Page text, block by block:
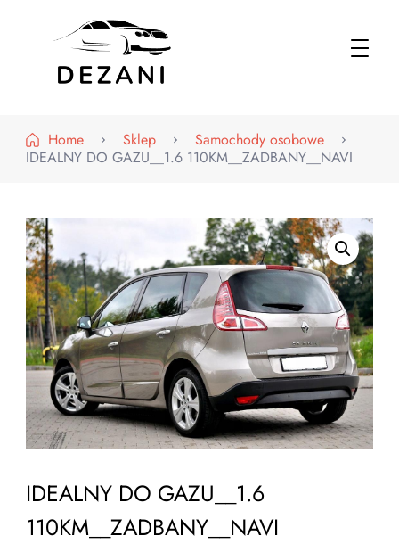
Home
Sklep
Samochody osobowe
IDEALNY DO GAZU__1.6 110KM__ZADBANY__NAVI
IDEALNY DO GAZU__1.6
110KM__ZADBANY__NAVI